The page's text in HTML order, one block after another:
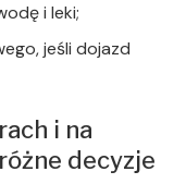
i leki;
jeśli dojazd
i na
decyzje